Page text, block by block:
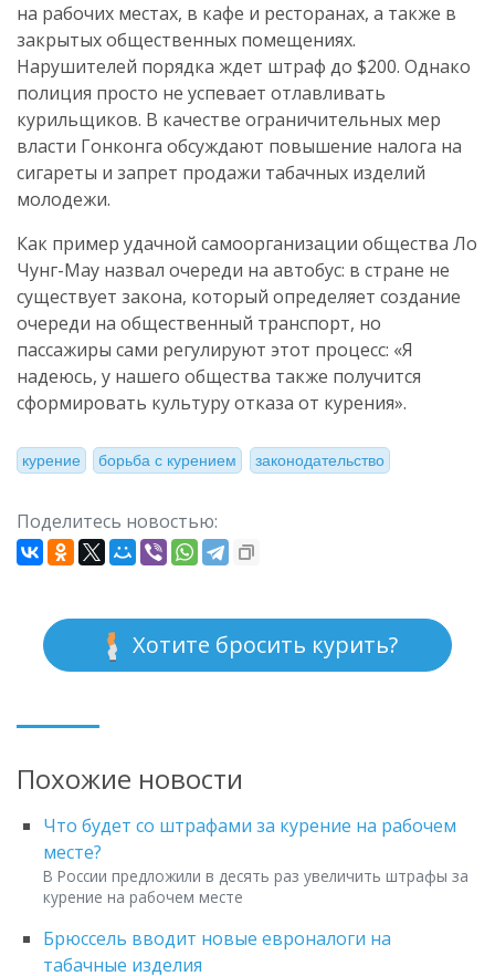
на рабочих местах, в кафе и ресторанах, а также в
закрытых общественных помещениях.
Нарушителей порядка ждет штраф до $200. Однако
полиция просто не успевает отлавливать
курильщиков. В качестве ограничительных мер
власти Гонконга обсуждают повышение налога на
сигареты и запрет продажи табачных изделий
молодежи.
Как пример удачной самоорганизации общества Ло
Чунг-Мау назвал очереди на автобус: в стране не
существует закона, который определяет создание
очереди на общественный транспорт, но
пассажиры сами регулируют этот процесс: «Я
надеюсь, у нашего общества также получится
сформировать культуру отказа от курения».
курение борьба с курением законодательство
Поделитесь новостью:
Хотите бросить курить?
Похожие новости
Что будет со штрафами за курение на рабочем
месте?
В России предложили в десять раз увеличить штрафы за
курение на рабочем месте
Брюссель вводит новые евроналоги на
табачные изделия